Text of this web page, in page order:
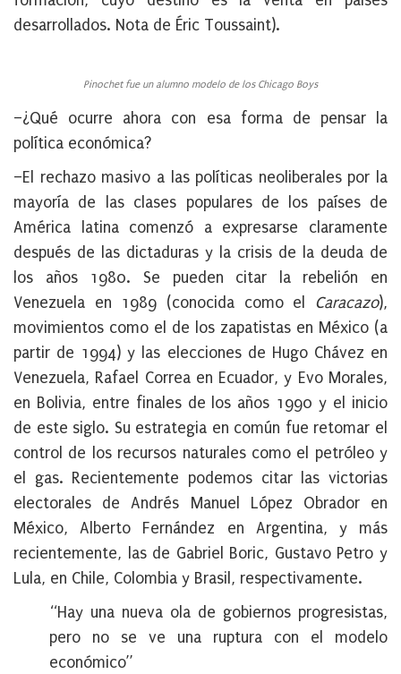
desarrollados. Nota de Éric Toussaint).
Pinochet fue un alumno modelo de los Chicago Boys
–¿Qué ocurre ahora con esa forma de pensar la
política económica?
–El rechazo masivo a las políticas neoliberales por la
mayoría de las clases populares de los países de
América latina comenzó a expresarse claramente
después de las dictaduras y la crisis de la deuda de
los años 1980. Se pueden citar la rebelión en
Venezuela en 1989 (conocida como el Caracazo),
movimientos como el de los zapatistas en México (a
partir de 1994) y las elecciones de Hugo Chávez en
Venezuela, Rafael Correa en Ecuador, y Evo Morales,
en Bolivia, entre finales de los años 1990 y el inicio
de este siglo. Su estrategia en común fue retomar el
control de los recursos naturales como el petróleo y
el gas. Recientemente podemos citar las victorias
electorales de Andrés Manuel López Obrador en
México, Alberto Fernández en Argentina, y más
recientemente, las de Gabriel Boric, Gustavo Petro y
Lula, en Chile, Colombia y Brasil, respectivamente.
“Hay una nueva ola de gobiernos progresistas,
pero no se ve una ruptura con el modelo
económico”